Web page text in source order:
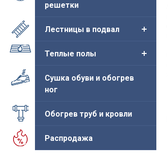
решетки
Лестницы в подвал
Теплые полы
Сушка обуви и обогрев
ног
Обогрев труб и кровли
Распродажа